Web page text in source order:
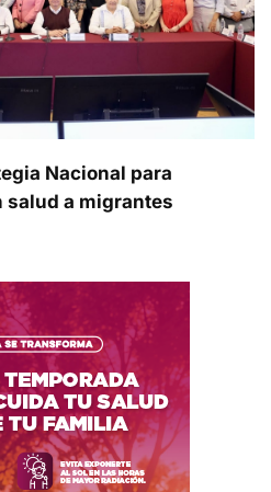
Nacional para
salud a migrantes